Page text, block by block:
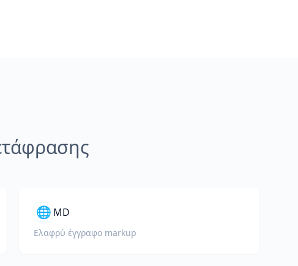
🌐 MD
Ελαφρύ έγγραφο markup